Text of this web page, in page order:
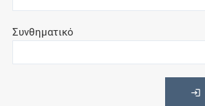
Συνθηματικό